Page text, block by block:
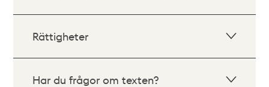
Rättigheter
Har du frågor om texten?